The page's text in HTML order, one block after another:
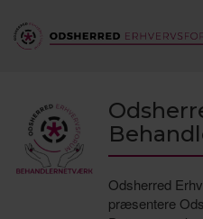
Odsherred
præsentere